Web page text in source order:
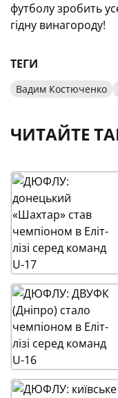
футболу зробить
гідну винагороду!
ТЕГИ
Вадим Костюченко
ЧИТАЙТЕ